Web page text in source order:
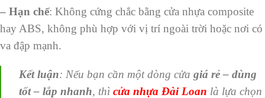
– Hạn chế: Không cứng chắc bằng cửa nhựa composite
hay ABS, không phù hợp với vị trí ngoài trời hoặc nơi có
va đập mạnh.
Kết luận: Nếu bạn cần một dòng cửa giá rẻ – dùng
tốt – lắp nhanh, thì cửa nhựa Đài Loan là lựa chọn